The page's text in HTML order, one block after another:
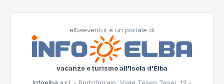
elbaeventi.it è un portale di
vacanze e turismo all'Isola d'Elba